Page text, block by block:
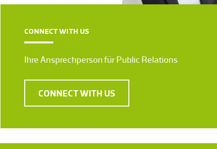
CONNECT WITH US
Ihre Ansprechperson für Public Relations
CONNECT WITH US